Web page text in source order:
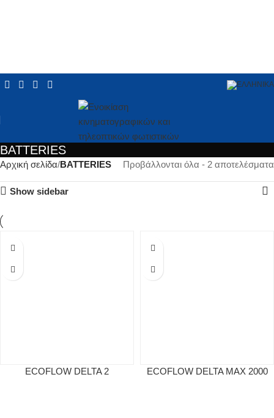
BATTERIES
Αρχική σελίδα BATTERIES Προβάλλονται όλα - 2 αποτελέσματα
Show sidebar
ECOFLOW DELTA 2 ECOFLOW DELTA MAX 2000